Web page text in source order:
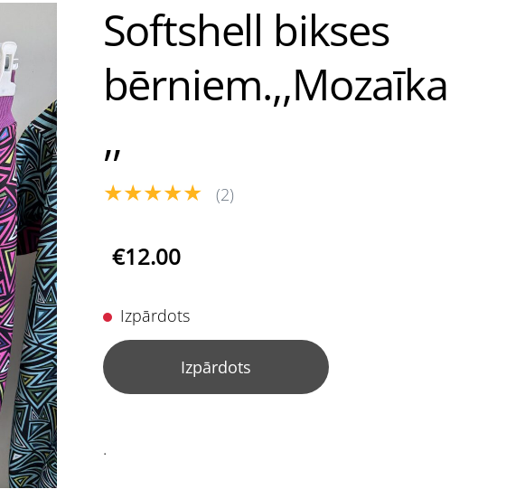
Softshell bikses
bērniem.,,Mozaīka
,,
★★★★★ (2)
€12.00
Izpārdots
Izpārdots
.